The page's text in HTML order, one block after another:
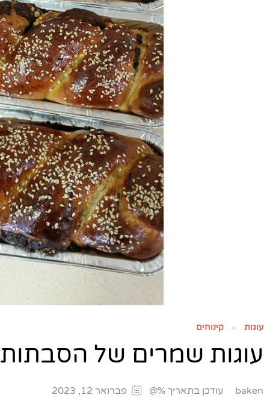
עוגות קינוחים
עוגות שמרים של הסבתות
baken עודכן בתאריך %@ פברואר 12, 2023